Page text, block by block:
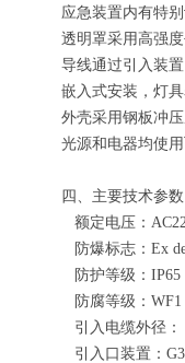
应急装置内有特
透明罩采用高强
导线通过引入装
嵌入式安装，灯
外壳采用钢板冲
光源和电器均使
四、主要技术参数
额定电压：
防爆标志：Ex
防护等级：IP65
防腐等级：WF1
引入电缆外径：
引入口装置：